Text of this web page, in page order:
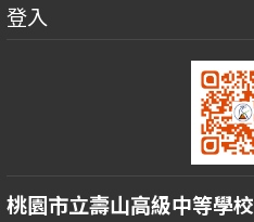
登入
桃園市立壽山高級中等學校